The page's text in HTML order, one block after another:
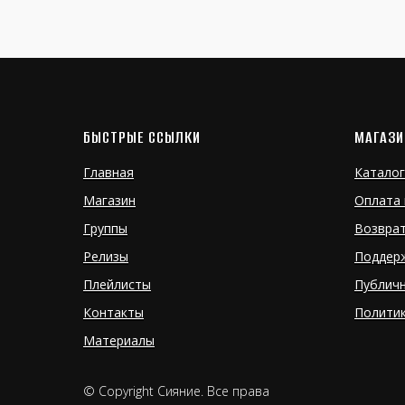
БЫСТРЫЕ ССЫЛКИ
Главная
Магазин
Группы
Релизы
Плейлисты
Контакты
Материалы
Каталог
Оплата
Возврат
© Copyright Сияние. Все права